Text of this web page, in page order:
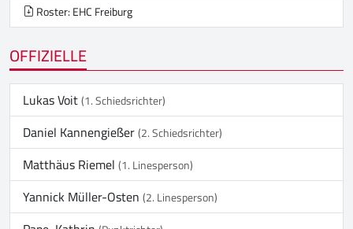
Roster: EHC Freiburg
OFFIZIELLE
Lukas Voit(1. Schiedsrichter)
Daniel Kannengießer(2. Schiedsrichter)
Matthäus Riemel(1. Linesperson)
Yannick Müller-Osten(2. Linesperson)